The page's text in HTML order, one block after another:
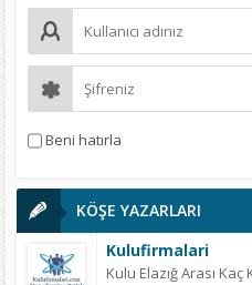
Beni hatırla
KÖŞE YAZARLARI
Kulufirmalari
Kulu Elazığ Arası Kaç